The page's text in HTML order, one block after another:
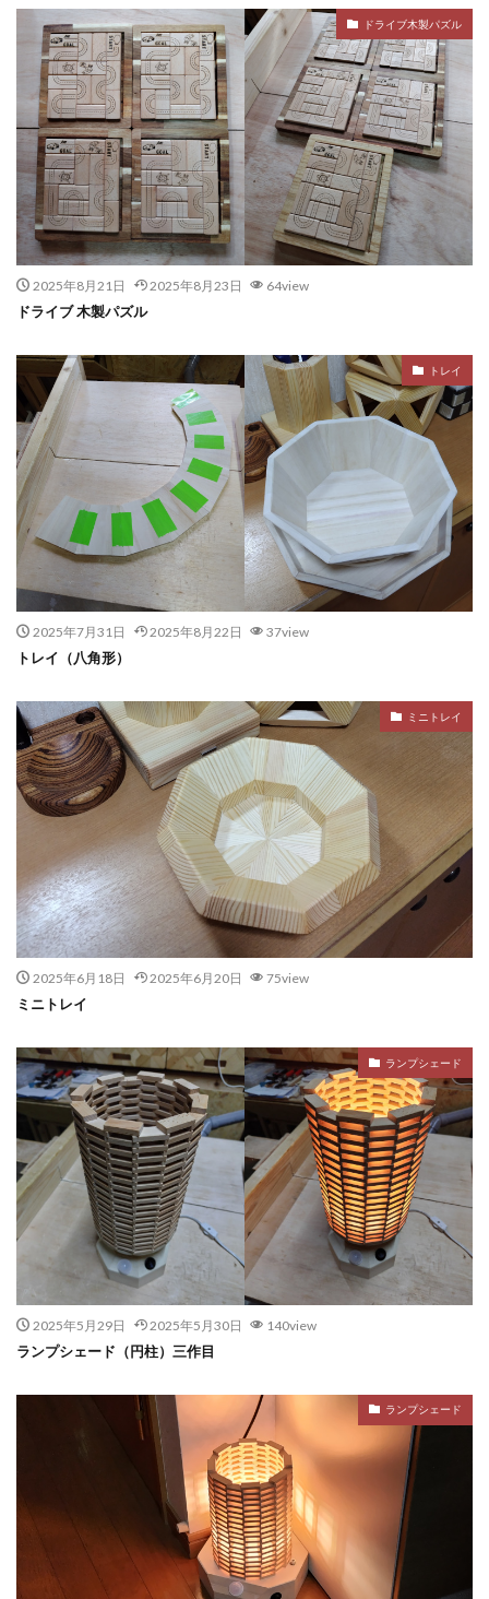
ドライブ木製パズル
2025年8月21日 2025年8月23日 64view
ドライブ 木製パズル
トレイ
2025年7月31日 2025年8月22日 37view
トレイ（八角形）
ミニトレイ
2025年6月18日 2025年6月20日 75view
ミニトレイ
ランプシェード
2025年5月29日 2025年5月30日 140view
ランプシェード（円柱）三作目
ランプシェード